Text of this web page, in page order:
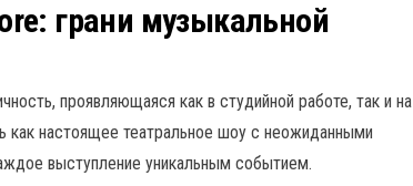
грани музыкальной
проявляющаяся как в студийной работе, так и на
как настоящее театральное шоу с неожиданными
выступление уникальным событием.